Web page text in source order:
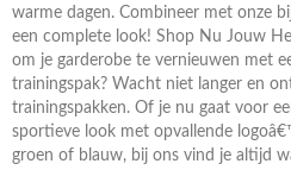
warme dagen. Combineer met onze
een complete look! Shop Nu Jouw
om je garderobe te vernieuwen met
trainingspak? Wacht niet langer en
trainingspakken. Of je nu gaat voor
sportieve look met opvallende
groen of blauw, bij ons vind je altijd